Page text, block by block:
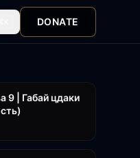
DONATE
9 | Габай цдаки